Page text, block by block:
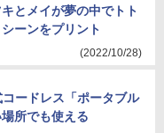
とメイが夢の中でトト
ーンをプリント
(2022/10/28)
ードレス「ポータブル
所でも使える